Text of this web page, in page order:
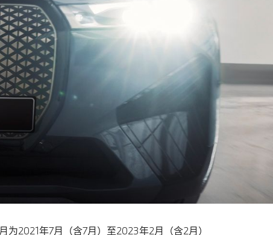
2021年7月（含7月）至2023年2月（含2月）